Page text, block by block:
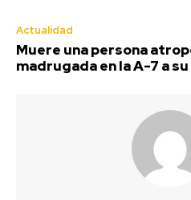
Actualidad
Muere una persona
madrugada en la A-7 a